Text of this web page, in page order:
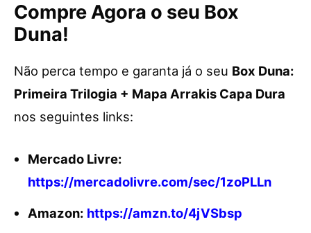
Compre Agora o seu Box
Duna!
Não perca tempo e garanta já o seu Box Duna:
Primeira Trilogia + Mapa Arrakis Capa Dura
nos seguintes links:
Mercado Livre:
https://mercadolivre.com/sec/1zoPLLn
Amazon: https://amzn.to/4jVSbsp